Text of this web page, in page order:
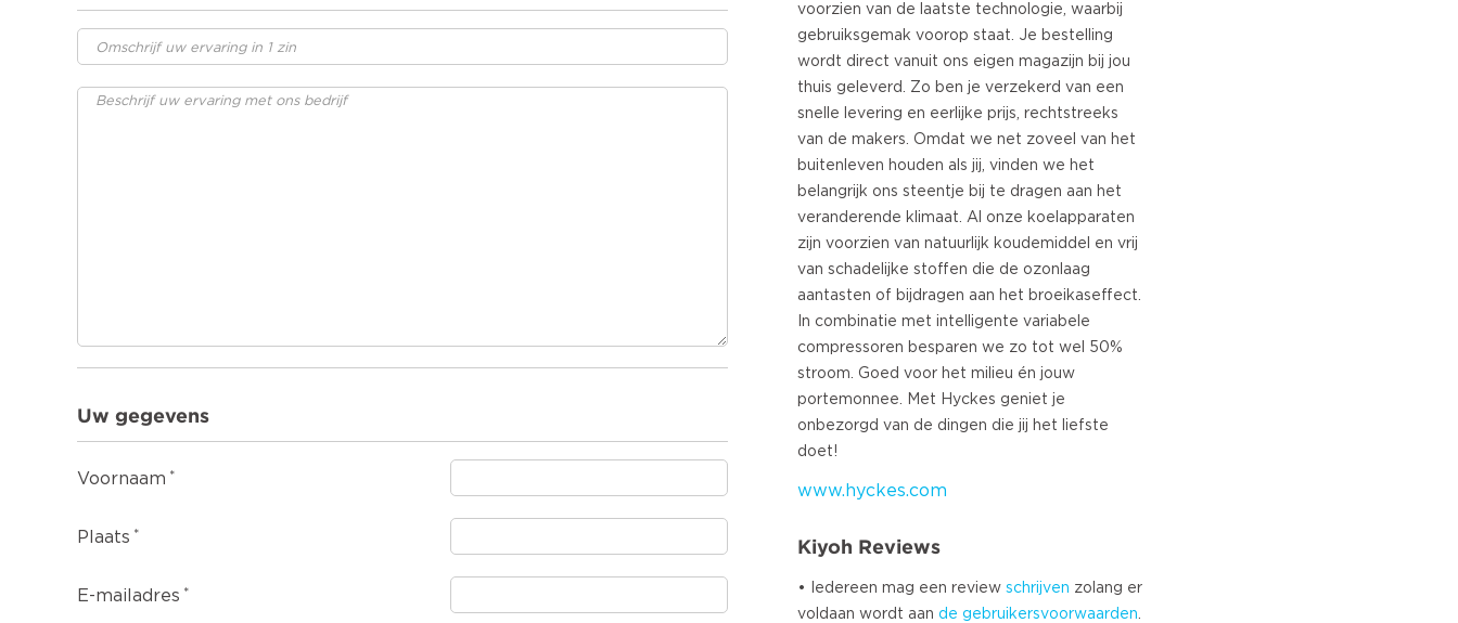
Lithuanian
Latvian
Uw gegevens
Voornaam
Plaats
E-mailadres
voorzien van de laatste technologie, waarbij
gebruiksgemak voorop staat. Je bestelling
wordt direct vanuit ons eigen magazijn bij jou
thuis geleverd. Zo ben je verzekerd van een
snelle levering en eerlijke prijs, rechtstreeks
van de makers. Omdat we net zoveel van het
buitenleven houden als jij, vinden we het
belangrijk ons steentje bij te dragen aan het
veranderende klimaat. Al onze koelapparaten
zijn voorzien van natuurlijk koudemiddel en vrij
van schadelijke stoffen die de ozonlaag
aantasten of bijdragen aan het broeikaseffect.
In combinatie met intelligente variabele
compressoren besparen we zo tot wel 50%
stroom. Goed voor het milieu én jouw
portemonnee. Met Hyckes geniet je
onbezorgd van de dingen die jij het liefste
www.hyckes.com
Kiyoh Reviews
• Iedereen mag een review schrijven zolang er
voldaan wordt aan de gebruikersvoorwaarden.